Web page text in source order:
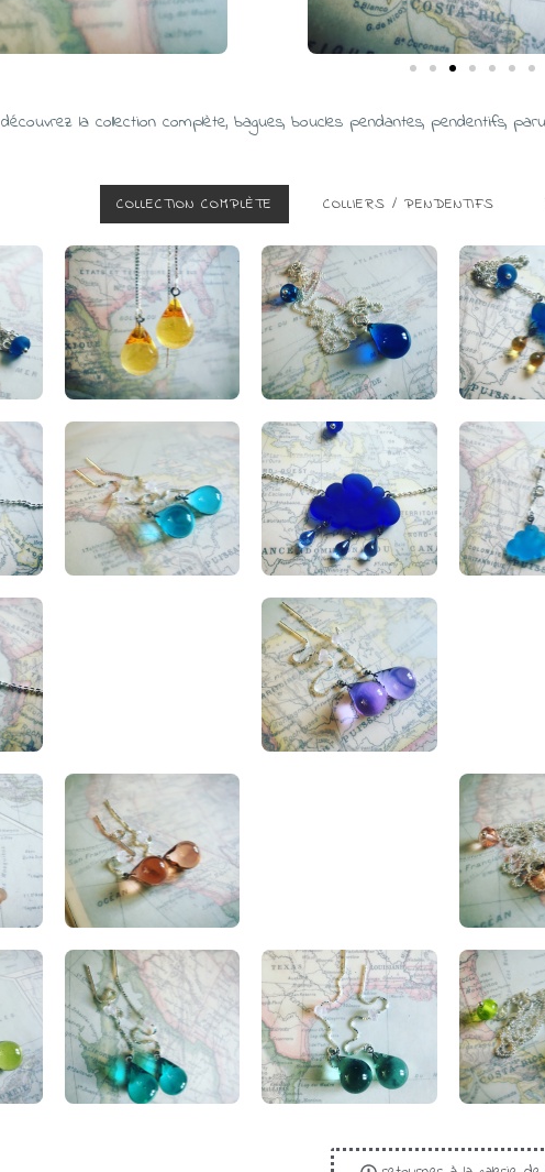
découvrez la collection complète, bagues, boucles pendantes, pendentifs,
COLLECTION COMPLÈTE COLLIERS / PENDENTIFS